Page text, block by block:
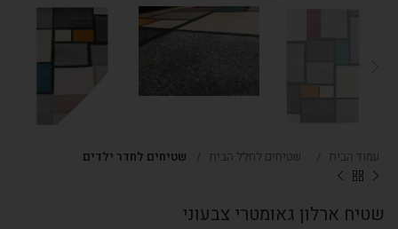
עמוד הבית שטיחים לחלל הבית שטיחים לחדר ילדים
שטיח ארלון גאומטרי צבעוני